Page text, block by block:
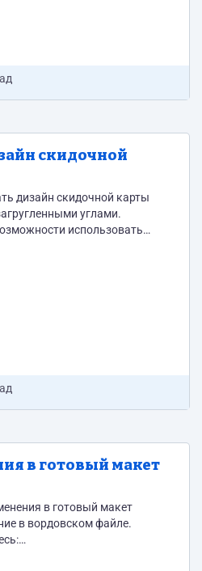
скидочной
дизайн скидочной карты
углами.
использовать
можно частично.
Мое кафе Letto Графику
"меня зовут" и "мой байк"
для текста,
в готовый макет
в готовый макет
в вордовском файле.